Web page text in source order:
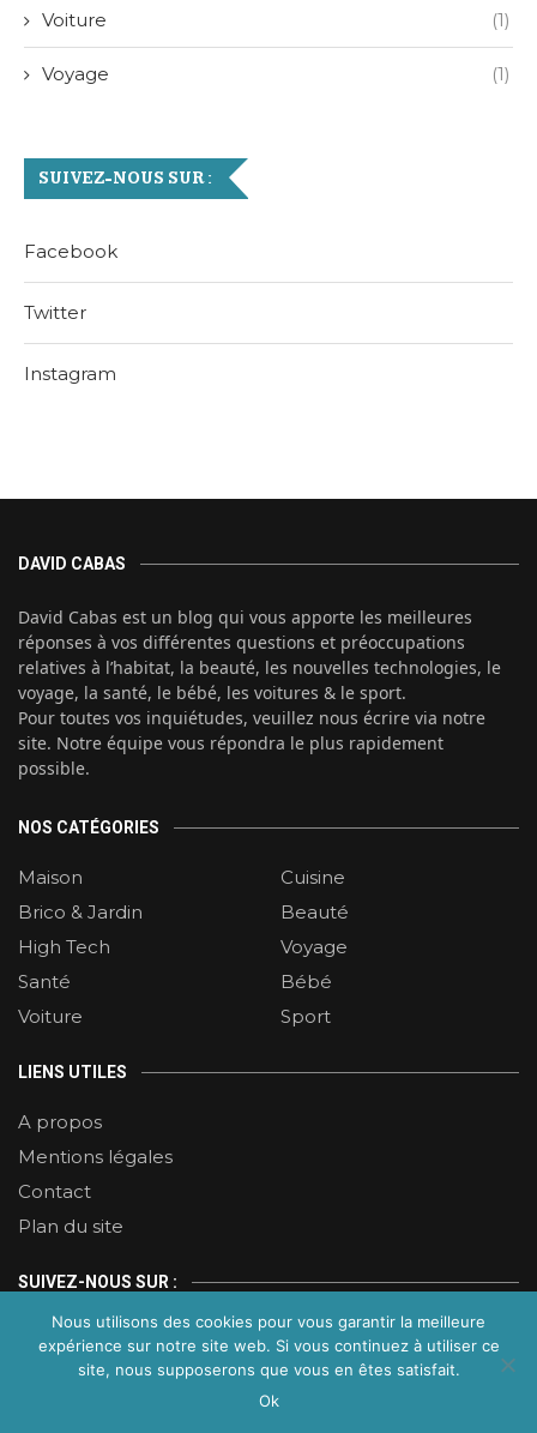
Voiture (1)
Voyage (1)
SUIVEZ-NOUS SUR :
Facebook
Twitter
Instagram
DAVID CABAS
David Cabas est un blog qui vous apporte les meilleures
réponses à vos différentes questions et préoccupations
relatives à l’habitat, la beauté, les nouvelles technologies, le
voyage, la santé, le bébé, les voitures & le sport.
Pour toutes vos inquiétudes, veuillez nous écrire via notre
site. Notre équipe vous répondra le plus rapidement
possible.
NOS CATÉGORIES
Maison
Cuisine
Brico & Jardin
Beauté
High Tech
Voyage
Santé
Bébé
Voiture
Sport
LIENS UTILES
A propos
Mentions légales
Contact
Plan du site
SUIVEZ-NOUS SUR :
Nous utilisons des cookies pour vous garantir la meilleure
expérience sur notre site web. Si vous continuez à utiliser ce
site, nous supposerons que vous en êtes satisfait.
Ok